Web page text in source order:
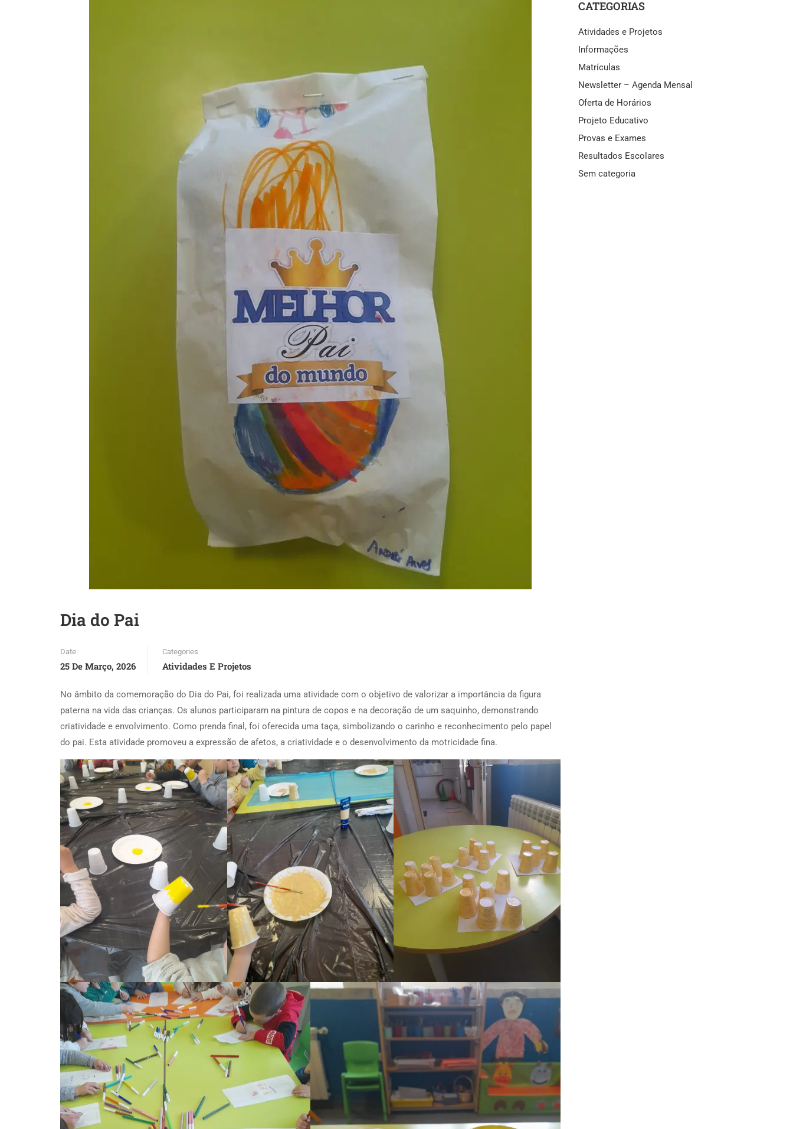
Dia do Pai
Date
25 De Março, 2026
Categories
Atividades E Projetos
No âmbito da comemoração do Dia do Pai, foi realizada uma atividade com o objetivo de valorizar a importância da figura
paterna na vida das crianças. Os alunos participaram na pintura de copos e na decoração de um saquinho, demonstrando
criatividade e envolvimento. Como prenda final, foi oferecida uma taça, simbolizando o carinho e reconhecimento pelo papel
do pai. Esta atividade promoveu a expressão de afetos, a criatividade e o desenvolvimento da motricidade fina.
CATEGORIAS
Atividades e Projetos
Informações
Matrículas
Newsletter – Agenda Mensal
Oferta de Horários
Projeto Educativo
Provas e Exames
Resultados Escolares
Sem categoria